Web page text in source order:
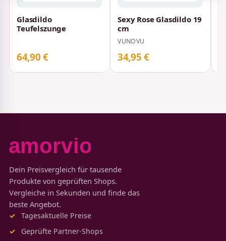
Glasdildo
Teufelszunge
64,90 €
Sexy Rose Glasdildo 19
cm
VUNOVU
34,95 €
Dein Preisvergleich für tausende
Produkte von geprüften Shops.
Vergleiche in Sekunden und finde das
beste Angebot.
Tagesaktuelle Preise
Geprüfte Partner-Shops